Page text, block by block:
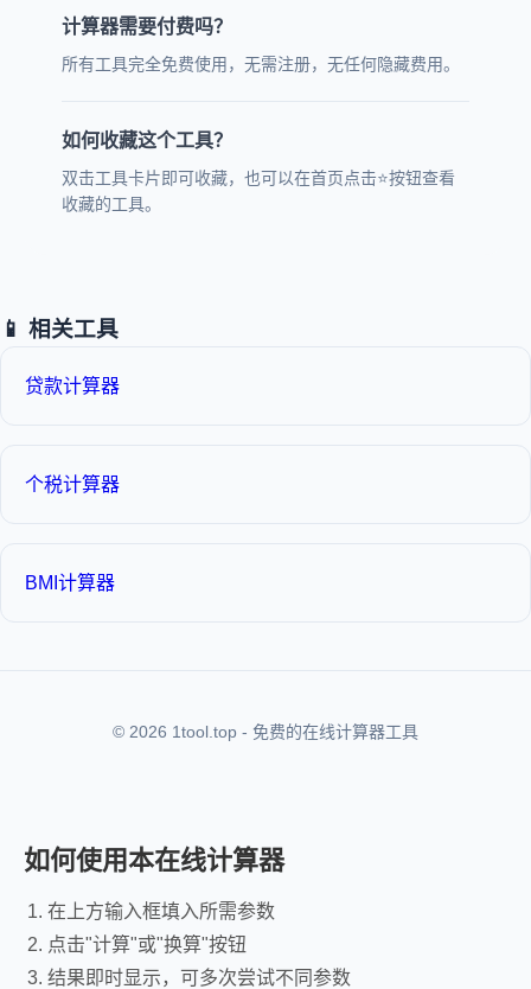
计算器需要付费吗？
所有工具完全免费使用，无需注册，无任何隐藏费用。
如何收藏这个工具？
双击工具卡片即可收藏，也可以在首页点击⭐按钮查看
收藏的工具。
📱 相关工具
贷款计算器
个税计算器
BMI计算器
© 2026 1tool.top - 免费的在线计算器工具
如何使用本在线计算器
在上方输入框填入所需参数
点击"计算"或"换算"按钮
结果即时显示，可多次尝试不同参数